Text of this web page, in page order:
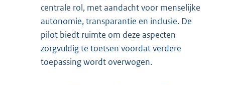
centrale rol, met aandacht voor menselijke
autonomie, transparantie en inclusie. De
pilot biedt ruimte om deze aspecten
zorgvuldig te toetsen voordat verdere
toepassing wordt overwogen.